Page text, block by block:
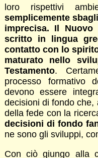
loro rispettivi
semplicemente
imprecisa. Il Nuovo
scritto in lingua
contatto con lo
maturato nello
Testamento.
processo formativo
devono essere
decisioni di fondo che,
della fede con la
decisioni di fondo
ne sono gli sviluppi,
Con ciò giungo alla